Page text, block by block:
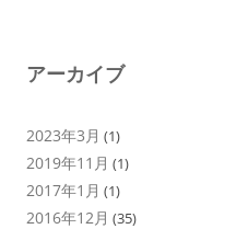
アーカイブ
2023年3月 (1)
2019年11月 (1)
2017年1月 (1)
2016年12月 (35)